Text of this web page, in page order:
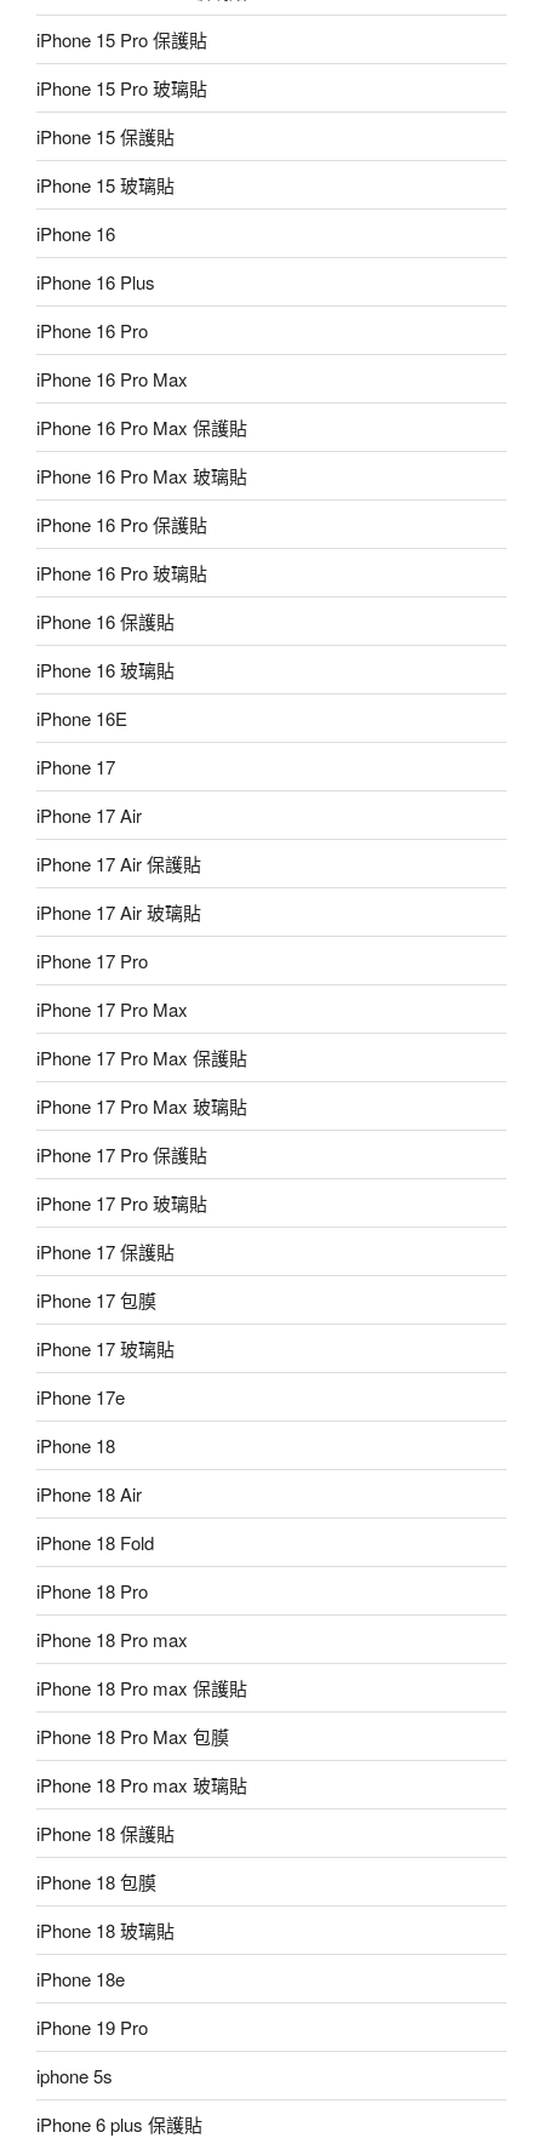
iPhone 15 Pro 保護貼
iPhone 15 Pro 玻璃貼
iPhone 15 保護貼
iPhone 15 玻璃貼
iPhone 16
iPhone 16 Plus
iPhone 16 Pro
iPhone 16 Pro Max
iPhone 16 Pro Max 保護貼
iPhone 16 Pro Max 玻璃貼
iPhone 16 Pro 保護貼
iPhone 16 Pro 玻璃貼
iPhone 16 保護貼
iPhone 16 玻璃貼
iPhone 16E
iPhone 17
iPhone 17 Air
iPhone 17 Air 保護貼
iPhone 17 Air 玻璃貼
iPhone 17 Pro
iPhone 17 Pro Max
iPhone 17 Pro Max 保護貼
iPhone 17 Pro Max 玻璃貼
iPhone 17 Pro 保護貼
iPhone 17 Pro 玻璃貼
iPhone 17 保護貼
iPhone 17 包膜
iPhone 17 玻璃貼
iPhone 17e
iPhone 18
iPhone 18 Air
iPhone 18 Fold
iPhone 18 Pro
iPhone 18 Pro max
iPhone 18 Pro max 保護貼
iPhone 18 Pro Max 包膜
iPhone 18 Pro max 玻璃貼
iPhone 18 保護貼
iPhone 18 包膜
iPhone 18 玻璃貼
iPhone 18e
iPhone 19 Pro
iphone 5s
iPhone 6 plus 保護貼